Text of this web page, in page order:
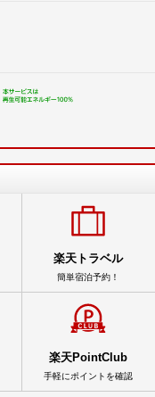
楽天トラベル
簡単宿泊予約！
楽天PointClub
手軽にポイントを確認